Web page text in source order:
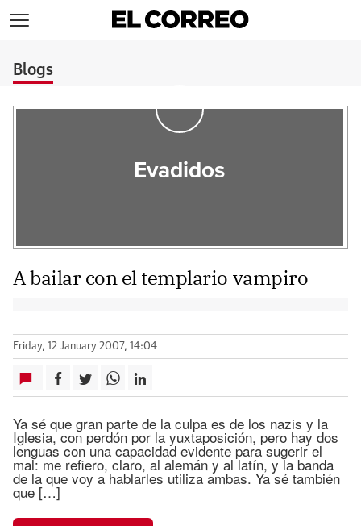
Blogs
Evadidos
A bailar con el templario vampiro
Friday, 12 January 2007, 14:04
Ya sé que gran parte de la culpa es de los nazis y la
Iglesia, con perdón por la yuxtaposición, pero hay dos
lenguas con una capacidad evidente para sugerir el
mal: me refiero, claro, al alemán y al latín, y la banda
de la que voy a hablarles utiliza ambas. Ya sé también
que […]